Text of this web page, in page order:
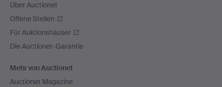
Über Auctionet
Offene Stellen
Für Auktionshäuser
Die Auctionet-Garantie
Mehr von Auctionet
Auctionet Magazine